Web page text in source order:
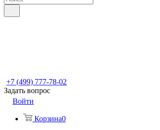
+7 (499) 777-78-02
Задать вопрос
Войти
Корзина0